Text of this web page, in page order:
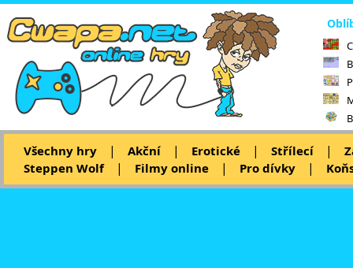
Všechny hry | Akční | Erotické | Střílecí |
Steppen Wolf
| Filmy online | Pro dívky |